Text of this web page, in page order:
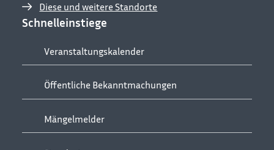
Diese und weitere Standorte
Schnelleinstiege
Veranstaltungskalender
Öffentliche Bekanntmachungen
Mängelmelder